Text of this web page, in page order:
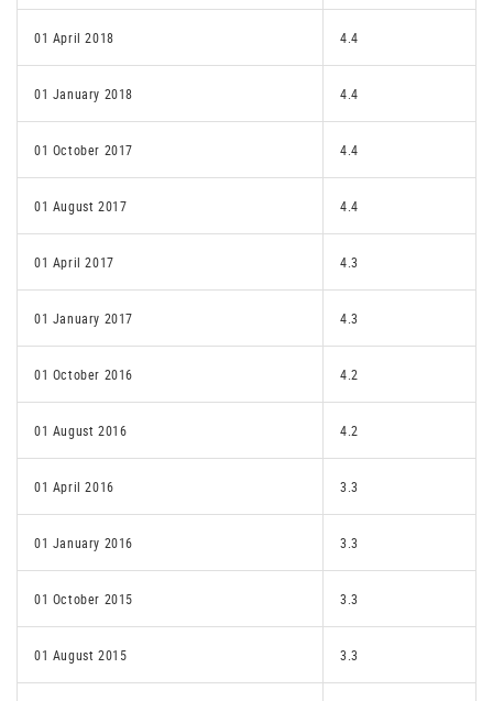
01 April 2018 4.4
01 January 2018 4.4
01 October 2017 4.4
01 August 2017 4.4
01 April 2017 4.3
01 January 2017 4.3
01 October 2016 4.2
01 August 2016 4.2
01 April 2016 3.3
01 January 2016 3.3
01 October 2015 3.3
01 August 2015 3.3